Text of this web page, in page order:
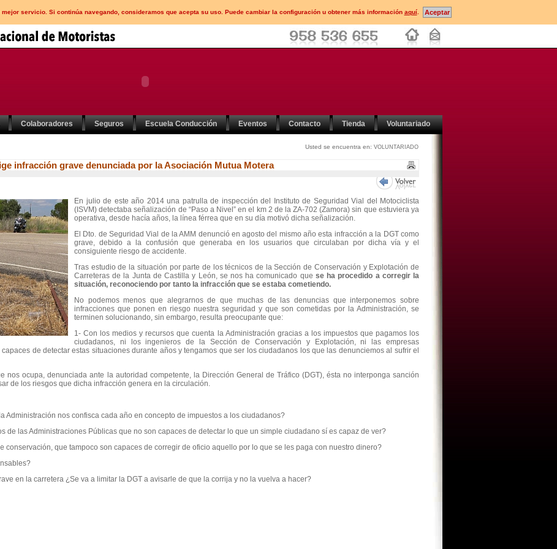
servicio. Si continúa navegando, consideramos que acepta su uso. Puede cambiar la configuración u obtener más información aquí.
Colaboradores Seguros Escuela Conducción Eventos Contacto Tienda Voluntariado
Usted se encuentra en: VOLUNTARIADO
infracción grave denunciada por la Asociación Mutua Motera
En julio de este año 2014 una patrulla de inspección del Instituto de Seguridad Vial del Motociclista
(ISVM) detectaba señalización de “Paso a Nivel” en el km 2 de la ZA-702 (Zamora) sin que estuviera ya
operativa, desde hacía años, la línea férrea que en su día motivó dicha señalización.
El Dto. de Seguridad Vial de la AMM denunció en agosto del mismo año esta infracción a la DGT como
grave, debido a la confusión que generaba en los usuarios que circulaban por dicha vía y el
consiguiente riesgo de accidente.
Tras estudio de la situación por parte de los técnicos de la Sección de Conservación y Explotación de
Carreteras de la Junta de Castilla y León, se nos ha comunicado que se ha procedido a corregir la
situación, reconociendo por tanto la infracción que se estaba cometiendo.
No podemos menos que alegrarnos de que muchas de las denuncias que interponemos sobre
infracciones que ponen en riesgo nuestra seguridad y que son cometidas por la Administración, se
terminen solucionando, sin embargo, resulta preocupante que:
1- Con los medios y recursos que cuenta la Administración gracias a los impuestos que pagamos los
ciudadanos, ni los ingenieros de la Sección de Conservación y Explotación, ni las empresas
de detectar estas situaciones durante años y tengamos que ser los ciudadanos los que las denunciemos al sufrir el
nos ocupa, denunciada ante la autoridad competente, la Dirección General de Tráfico (DGT), ésta no interponga sanción
de los riesgos que dicha infracción genera en la circulación.
Administración nos confisca cada año en concepto de impuestos a los ciudadanos?
de las Administraciones Públicas que no son capaces de detectar lo que un simple ciudadano sí es capaz de ver?
conservación, que tampoco son capaces de corregir de oficio aquello por lo que se les paga con nuestro dinero?
en la carretera ¿Se va a limitar la DGT a avisarle de que la corrija y no la vuelva a hacer?